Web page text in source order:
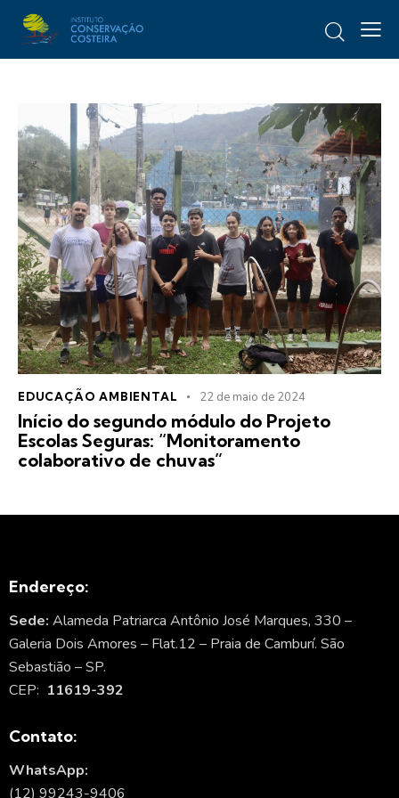
EDUCAÇÃO AMBIENTAL 22 de maio de 2024
Início do segundo módulo do Projeto
Escolas Seguras: “Monitoramento
colaborativo de chuvas”
Endereço:
Sede: Alameda Patriarca Antônio José Marques, 330 –
Galeria Dois Amores – Flat.12 – Praia de Camburí. São
Sebastião – SP.
CEP: 11619-392
Contato:
WhatsApp:
(12) 99243-9406